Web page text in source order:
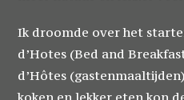
Ik droomde over het
d’Hotes (Bed and
d’Hôtes
koken en lekker eten kon